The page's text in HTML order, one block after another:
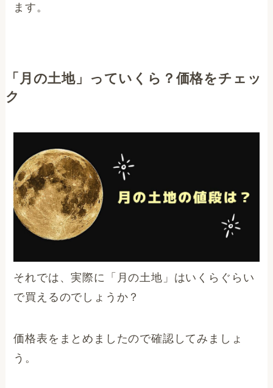
ます。
「月の土地」っていくら？価格をチェッ
ク
それでは、実際に「月の土地」はいくらぐらい
で買えるのでしょうか？
価格表をまとめましたので確認してみましょ
う。